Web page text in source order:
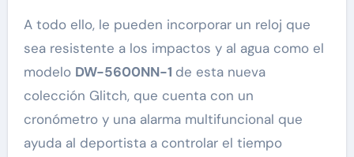
A todo ello, le pueden incorporar un reloj que
sea resistente a los impactos y al agua como el
modelo DW-5600NN-1 de esta nueva
colección Glitch, que cuenta con un
cronómetro y una alarma multifuncional que
ayuda al deportista a controlar el tiempo